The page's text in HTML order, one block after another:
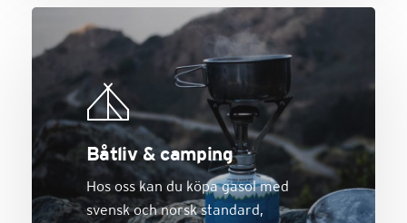
Båtliv & camping
Hos oss kan du köpa gasol med
svensk och norsk standard,